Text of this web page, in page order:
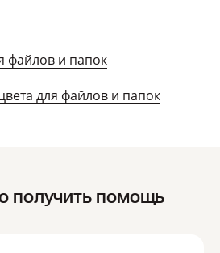
файлов и папок
для файлов и папок
получить помощь